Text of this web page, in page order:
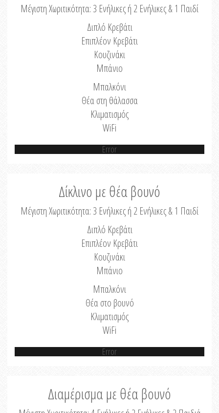
Μέγιστη Χωριτικότητα: 3 Ενήλικες ή 2 Ενήλικες & 1 Παιδί
Διπλό Κρεβάτι
Επιπλέον Κρεβάτι
Κουζινάκι
Μπάνιο
Μπαλκόνι
Θέα στη θάλασσα
Κλιματισμός
WiFi
Error
Δίκλινο με θέα βουνό
Μέγιστη Χωριτικότητα: 3 Ενήλικες ή 2 Ενήλικες & 1 Παιδί
Διπλό Κρεβάτι
Επιπλέον Κρεβάτι
Κουζινάκι
Μπάνιο
Μπαλκόνι
Θέα στο βουνό
Κλιματισμός
WiFi
Error
Διαμέρισμα με θέα βουνό